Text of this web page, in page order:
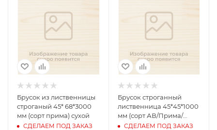
Брусок из лиственницы
строганый 45* 68*3000
мм (сорт прима) сухой
СДЕЛАЕМ ПОД ЗАКАЗ
Брусок строганный
лиственница 45*45*1000
мм (сорт АВ/Прима/
Экстра)
СДЕЛАЕМ ПОД ЗАКАЗ